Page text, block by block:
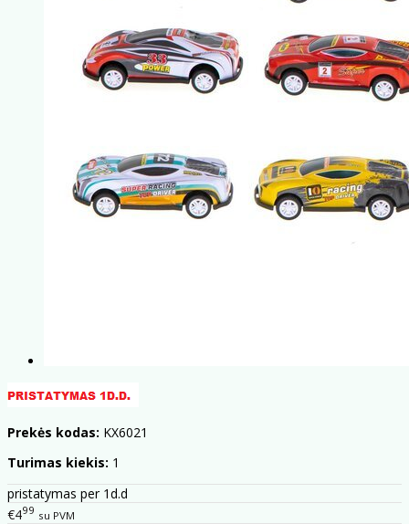
Prekės kodas: KX6021
Turimas kiekis: 1
pristatymas per 1d.d
€499 su PVM